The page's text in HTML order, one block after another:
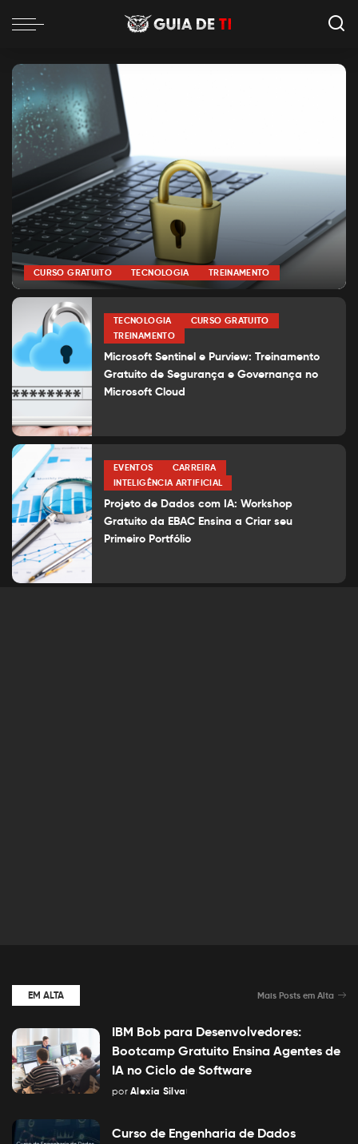
CURSO GRATUITO TECNOLOGIA TREINAMENTO
Posted
por Alexia Silva
TECNOLOGIA
CURSO GRATUITO
TREINAMENTO
Microsoft Sentinel e Purview: Treinamento
Gratuito de Segurança e Governança no
Microsoft Cloud
EVENTOS
CARREIRA
INTELIGÊNCIA ARTIFICIAL
Projeto de Dados com IA: Workshop
Gratuito da EBAC Ensina a Criar seu
Primeiro Portfólio
EM ALTA Mais Posts em Alta
IBM Bob para Desenvolvedores:
Bootcamp Gratuito Ensina Agentes de
IA no Ciclo de Software
Posted
por Alexia Silva
Curso de Engenharia de Dados